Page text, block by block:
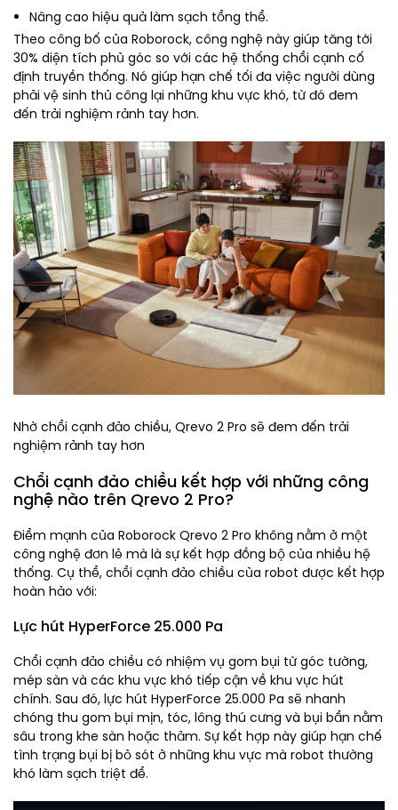
Nâng cao hiệu quả làm sạch tổng thể.
Theo công bố của Roborock, công nghệ này giúp tăng tới
30% diện tích phủ góc so với các hệ thống chổi cạnh cố
định truyền thống. Nó giúp hạn chế tối đa việc người dùng
phải vệ sinh thủ công lại những khu vực khó, từ đó đem
đến trải nghiệm rảnh tay hơn.
Nhờ chổi cạnh đảo chiều, Qrevo 2 Pro sẽ đem đến trải
nghiệm rảnh tay hơn
Chổi cạnh đảo chiều kết hợp với những công
nghệ nào trên Qrevo 2 Pro?
Điểm mạnh của Roborock Qrevo 2 Pro không nằm ở một
công nghệ đơn lẻ mà là sự kết hợp đồng bộ của nhiều hệ
thống. Cụ thể, chổi cạnh đảo chiều của robot được kết hợp
hoàn hảo với:
Lực hút HyperForce 25.000 Pa
Chổi cạnh đảo chiều có nhiệm vụ gom bụi từ góc tường,
mép sàn và các khu vực khó tiếp cận về khu vực hút
chính. Sau đó, lực hút HyperForce 25.000 Pa sẽ nhanh
chóng thu gom bụi mịn, tóc, lông thú cưng và bụi bẩn nằm
sâu trong khe sàn hoặc thảm. Sự kết hợp này giúp hạn chế
tình trạng bụi bị bỏ sót ở những khu vực mà robot thường
khó làm sạch triệt để.